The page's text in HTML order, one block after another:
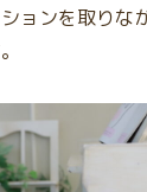
ョンを取りな